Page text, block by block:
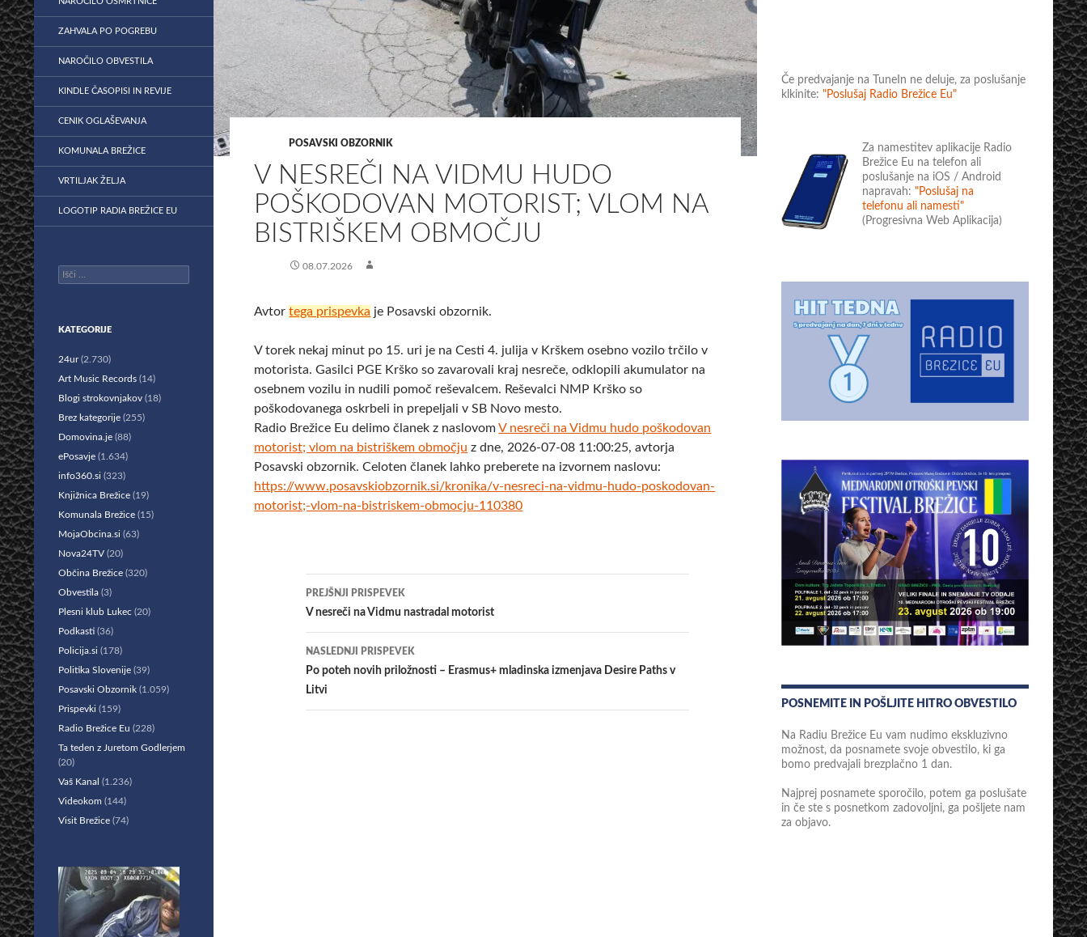
POSAVSKI OBZORNIK
V NESREČI NA VIDMU HUDO
POŠKODOVAN MOTORIST; VLOM NA
BISTRIŠKEM OBMOČJU
08.07.2026
Avtortega prispevka je Posavski obzornik.
V torek nekaj minut po 15. uri je na Cesti 4. julija v Krškem osebno vozilo trčilo v
motorista. Gasilci PGE Krško so zavarovali kraj nesreče, odklopili akumulator na
osebnem vozilu in nudili pomoč reševalcem. Reševalci NMP Krško so
poškodovanega oskrbeli in prepeljali v SB Novo mesto.
Radio Brežice Eu delimo članek z naslovomV nesreči na Vidmu hudo poškodovan
motorist; vlom na bistriškem območju z dne, 2026-07-08 11:00:25, avtorja
Posavski obzornik. Celoten članek lahko preberete na izvornem naslovu:
https://www.posavskiobzornik.si/kronika/v-nesreci-na-vidmu-hudo-poskodovan-
motorist;-vlom-na-bistriskem-obmocju-110380
Krmarjenje
po
prispevkih
PREJŠNJI PRISPEVEK
V nesreči na Vidmu nastradal motorist
NASLEDNJI PRISPEVEK
Po poteh novih priložnosti – Erasmus+ mladinska izmenjava Desire Paths v
Litvi
Če predvajanje na TuneIn ne deluje, za poslušanje
klkinite: "Poslušaj Radio Brežice Eu"
Za namestitev aplikacije Radio
Brežice Eu na telefon ali
poslušanje na iOS / Android
napravah: "Poslušaj na
telefonu ali namesti"
(Progresivna Web Aplikacija)
POSNEMITE IN POŠLJITE HITRO OBVESTILO
Na Radiu Brežice Eu vam nudimo ekskluzivno
možnost, da posnamete svoje obvestilo, ki ga
bomo predvajali brezplačno 1 dan.
Najprej posnamete sporočilo, potem ga poslušate
in če ste s posnetkom zadovoljni, ga pošljete nam
za objavo.
ZAHVALA PO POGREBU
NAROČILO OBVESTILA
KINDLE ČASOPISI IN REVIJE
CENIK OGLAŠEVANJA
KOMUNALA BREŽICE
VRTILJAK ŽELJA
LOGOTIP RADIA BREŽICE EU
Išči:
KATEGORIJE
24ur(2.730)
Art Music Records (14)
Blogi strokovnjakov (18)
Brez kategorije (255)
Domovina.je (88)
ePosavje (1.634)
info360.si (323)
Knjižnica Brežice (19)
Komunala Brežice (15)
MojaObcina.si (63)
Nova24TV (20)
Občina Brežice (320)
Obvestila (3)
Plesni klub Lukec (20)
Podkasti (36)
Policija.si (178)
Politika Slovenije (39)
Posavski Obzornik (1.059)
Prispevki (159)
Radio Brežice Eu (228)
Ta teden z Juretom Godlerjem
(20)
Vaš Kanal (1.236)
Videokom (144)
Visit Brežice (74)